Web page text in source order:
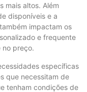
mais altos. Além
disponíveis e a
impactam os
e frequente
no preço.
específicas
que necessitam de
tenham condições de